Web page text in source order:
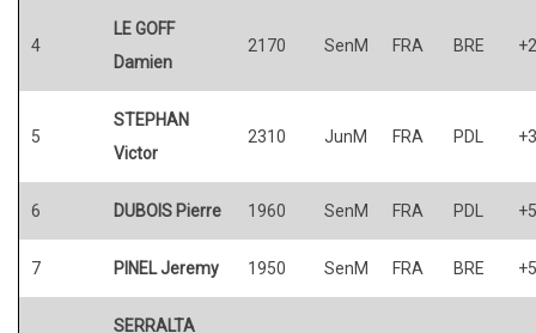
4
LE GOFF
Damien
2170 SenM FRA BRE
5
STEPHAN
Victor
2310 JunM FRA PDL
6 DUBOIS Pierre 1960 SenM FRA PDL
7 PINEL Jeremy 1950 SenM FRA BRE
SERRALTA